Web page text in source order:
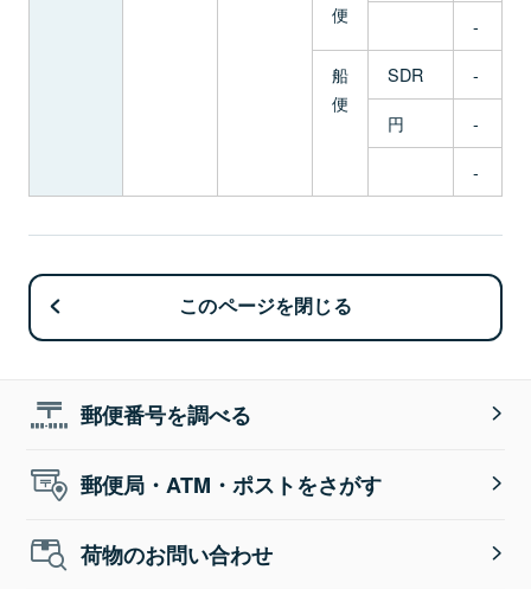
便
-
船
便
SDR
-
円
-
-
このページを閉じる
郵便番号を調べる
郵便局・ATM・ポストをさがす
荷物のお問い合わせ